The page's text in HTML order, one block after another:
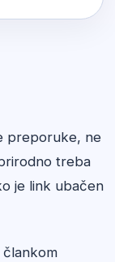
preporuke, ne
treba
je link ubačen
člankom